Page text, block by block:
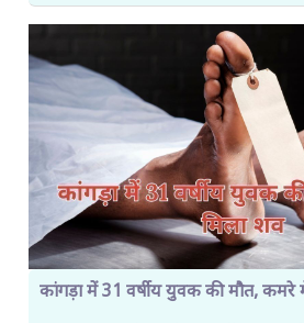
कांगड़ा में 31 वर्षीय युवक की मौत, कमरे